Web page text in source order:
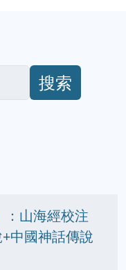
搜索
山海經校注
中國神話傳說